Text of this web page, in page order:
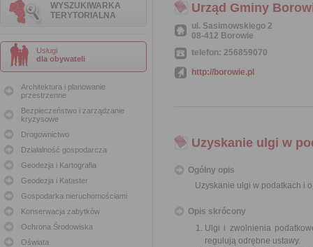
WYSZUKIWARKA
TERYTORIALNA
Usługi
dla obywateli
Architektura i planowanie
przestrzenne
Bezpieczeństwo i zarządzanie
kryzysowe
Drogownictwo
Działalność gospodarcza
Geodezja i Kartografia
Geodezja i Kataster
Gospodarka nieruchomościami
Konserwacja zabytków
Ochrona Środowiska
Oświata
Urząd Gminy
ul. Sasimowskiego 2
08-412 Borowie
telefon: 256859070
http://borowie.pl
Uzyskanie ulgi w
Ogólny opis
Uzyskanie ulgi w podatkach i
Opis skrócony
Ulgi i zwolnienia
regulują odrębne ustawy.